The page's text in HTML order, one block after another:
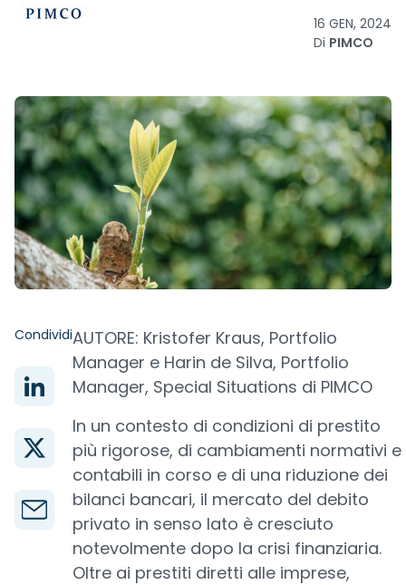
16 GEN, 2024
Di PIMCO
CondividiAUTORE: Kristofer Kraus, Portfolio
Manager e Harin de Silva, Portfolio
Manager, Special Situations di PIMCO
In un contesto di condizioni di prestito
più rigorose, di cambiamenti normativi e
contabili in corso e di una riduzione dei
bilanci bancari, il mercato del debito
privato in senso lato è cresciuto
notevolmente dopo la crisi finanziaria.
Oltre ai prestiti diretti alle imprese,